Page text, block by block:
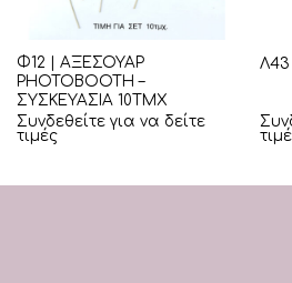
Φ12 | ΑΞΕΣΟΥΑΡ
PHOTOBOOTH –
ΣΥΣΚΕΥΑΣΙΑ 10ΤΜΧ
Συνδεθείτε για να δείτε
τιμές